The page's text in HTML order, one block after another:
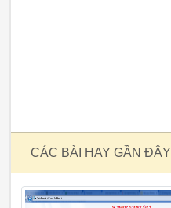
CÁC BÀI HAY GẦN ĐÂY